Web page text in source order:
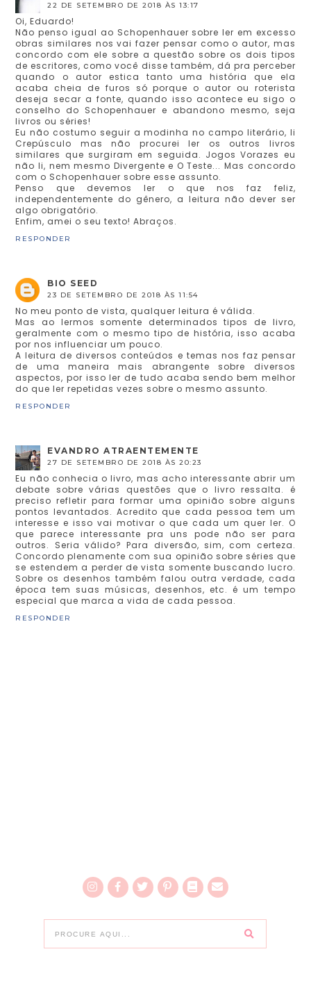
22 DE SETEMBRO DE 2018 ÀS 13:17
Oi, Eduardo!
Não penso igual ao Schopenhauer sobre ler em excesso
obras similares nos vai fazer pensar como o autor, mas
concordo com ele sobre a questão sobre os dois tipos
de escritores, como você disse também, dá pra perceber
quando o autor estica tanto uma história que ela
acaba cheia de furos só porque o autor ou roterista
deseja secar a fonte, quando isso acontece eu sigo o
conselho do Schopenhauer e abandono mesmo, seja
livros ou séries!
Eu não costumo seguir a modinha no campo literário, li
Crepúsculo mas não procurei ler os outros livros
similares que surgiram em seguida. Jogos Vorazes eu
não li, nem mesmo Divergente e O Teste... Mas concordo
com o Schopenhauer sobre esse assunto.
Penso que devemos ler o que nos faz feliz,
independentemente do gênero, a leitura não dever ser
algo obrigatório.
Enfim, amei o seu texto! Abraços.
RESPONDER
BIO SEED
23 DE SETEMBRO DE 2018 ÀS 11:54
No meu ponto de vista, qualquer leitura é válida.
Mas ao lermos somente determinados tipos de livro,
geralmente com o mesmo tipo de história, isso acaba
por nos influenciar um pouco.
A leitura de diversos conteúdos e temas nos faz pensar
de uma maneira mais abrangente sobre diversos
aspectos, por isso ler de tudo acaba sendo bem melhor
do que ler repetidas vezes sobre o mesmo assunto.
RESPONDER
EVANDRO ATRAENTEMENTE
27 DE SETEMBRO DE 2018 ÀS 20:23
Eu não conhecia o livro, mas acho interessante abrir um
debate sobre várias questões que o livro ressalta. é
preciso refletir para formar uma opinião sobre alguns
pontos levantados. Acredito que cada pessoa tem um
interesse e isso vai motivar o que cada um quer ler. O
que parece interessante pra uns pode não ser para
outros. Seria válido? Para diversão, sim, com certeza.
Concordo plenamente com sua opinião sobre séries que
se estendem a perder de vista somente buscando lucro.
Sobre os desenhos também falou outra verdade, cada
época tem suas músicas, desenhos, etc. é um tempo
especial que marca a vida de cada pessoa.
RESPONDER